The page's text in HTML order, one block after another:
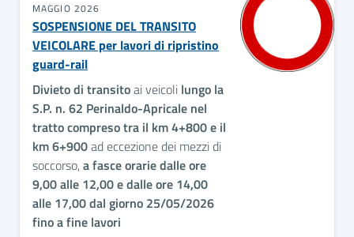
MAGGIO 2026
SOSPENSIONE DEL TRANSITO
VEICOLARE per lavori di ripristino
guard-rail
Divieto di transitoai veicoli lungo la
S.P. n. 62 Perinaldo-Apricale nel
tratto compreso tra il km 4+800 e il
km 6+900ad eccezione dei mezzi di
soccorso,a fasce orarie dalle ore
9,00 alle 12,00 e dalle ore 14,00
alle 17,00 dal giorno 25/05/2026
fino a fine lavori